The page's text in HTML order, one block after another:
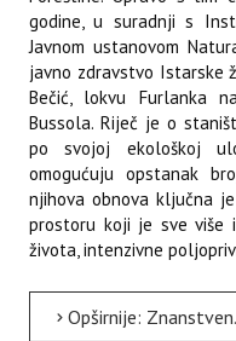
godine, u suradnji s
Javnom ustanovom
javno zdravstvo Istarske
Bečić, lokvu Furlanka
Bussola. Riječ je o
po svojoj ekološkoj
omogućuju opstanak
njihova obnova ključna
prostoru koji je sve više
života, intenzivne
Opširnije: Znanstveni razgovori - Mala staništa velikog značenja vraćaju život u krajolik